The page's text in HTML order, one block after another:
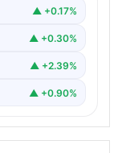
▲ +0.17%
▲ +0.30%
▲ +2.39%
▲ +0.90%